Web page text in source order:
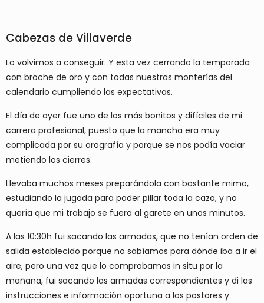
Cabezas de Villaverde
Lo volvimos a conseguir. Y esta vez cerrando la temporada
con broche de oro y con todas nuestras monterías del
calendario cumpliendo las expectativas.
El día de ayer fue uno de los más bonitos y difíciles de mi
carrera profesional, puesto que la mancha era muy
complicada por su orografía y porque se nos podía vaciar
metiendo los cierres.
Llevaba muchos meses preparándola con bastante mimo,
estudiando la jugada para poder pillar toda la caza, y no
quería que mi trabajo se fuera al garete en unos minutos.
A las 10:30h fui sacando las armadas, que no tenían orden de
salida establecido porque no sabíamos para dónde iba a ir el
aire, pero una vez que lo comprobamos in situ por la
mañana, fui sacando las armadas correspondientes y di las
instrucciones e información oportuna a los postores y